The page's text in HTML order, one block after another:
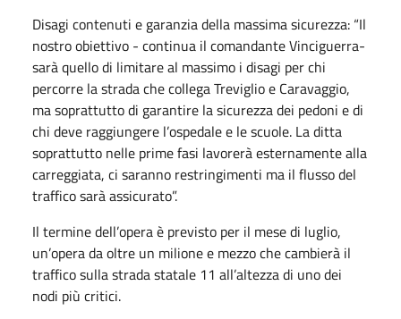
Disagi contenuti e garanzia della massima sicurezza: “Il
nostro obiettivo - continua il comandante Vinciguerra-
sarà quello di limitare al massimo i disagi per chi
percorre la strada che collega Treviglio e Caravaggio,
ma soprattutto di garantire la sicurezza dei pedoni e di
chi deve raggiungere l’ospedale e le scuole. La ditta
soprattutto nelle prime fasi lavorerà esternamente alla
carreggiata, ci saranno restringimenti ma il flusso del
traffico sarà assicurato”.
Il termine dell’opera è previsto per il mese di luglio,
un’opera da oltre un milione e mezzo che cambierà il
traffico sulla strada statale 11 all’altezza di uno dei
nodi più critici.